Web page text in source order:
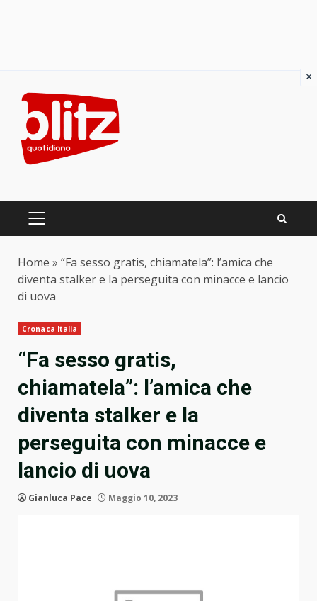
content
PRIMARY
Home » “Fa sesso gratis, chiamatela”: l’amica che
diventa stalker e la perseguita con minacce e lancio
di uova
Cronaca Italia
“Fa sesso gratis,
chiamatela”: l’amica che
diventa stalker e la
perseguita con minacce e
lancio di uova
Gianluca Pace Maggio 10, 2023
×